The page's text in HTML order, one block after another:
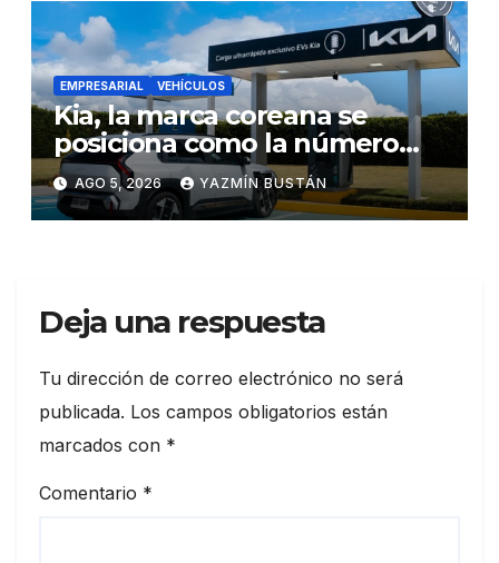
EMPRESARIAL VEHÍCULOS
Kia, la marca coreana se
posiciona como la número
uno en ventas de vehículos
eléctricos en Ecuador
durante julio
AGO 5, 2026 YAZMÍN BUSTÁN
Deja una respuesta
Tu dirección de correo electrónico no será
publicada. Los campos obligatorios están
marcados con *
Comentario *